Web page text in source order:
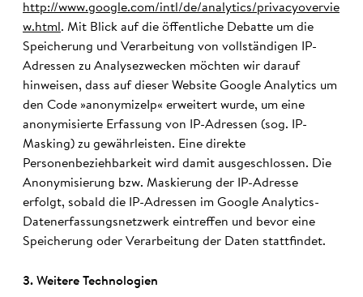
http://www.google.com/intl/de/analytics/privacyovervie
w.html . Mit Blick auf die öffentliche Debatte um die
Speicherung und Verarbeitung von vollständigen IP-
Adressen zu Analysezwecken möchten wir darauf
hinweisen, dass auf dieser Website Google Analytics um
den Code »anonymizeIp« erweitert wurde, um eine
anonymisierte Erfassung von IP-Adressen (sog. IP-
Masking) zu gewährleisten. Eine direkte
Personenbeziehbarkeit wird damit ausgeschlossen. Die
Anonymisierung bzw. Maskierung der IP-Adresse
erfolgt, sobald die IP-Adressen im Google Analytics-
Datenerfassungsnetzwerk eintreffen und bevor eine
Speicherung oder Verarbeitung der Daten stattfindet.
3. Weitere Techno­logien